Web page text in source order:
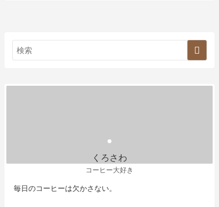
くろさわ
コーヒー大好き
毎日のコーヒーは欠かさない。